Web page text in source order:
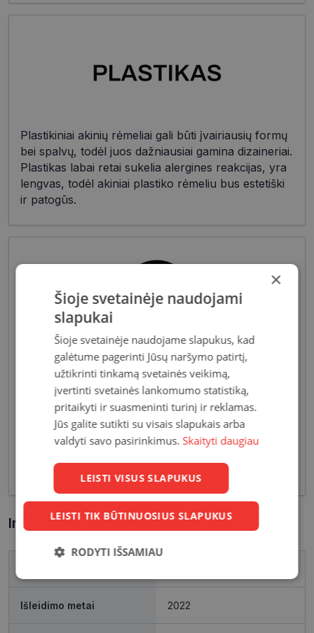
Plastikiniai akinių rėmeliai gali būti įvairiausių formų
bei spalvų, todėl juos dažniausiai gamina dizaineriai.
Plastikas labai retai sukelia alergines reakcijas, yra
lengvas, todėl akiniai plastiko rėmeliu bus estetiški
ir patogūs.
Akiniai moterims dažniausiai pasižymi subtiliais
dizaino elementais, suteikiančiais harmoningą bei
moterišką įvaizdį. Šiandien dienai stilių bei medžiagų
įvairovė leidžia akinių dizaineriams pristatyti Jums
tiek klasikinių, tiek netikėčiausių ir drąsiausių
sprendimų akinių rėmelių. Tai ne tik regėjimo
akcentas.
Informacija apie prekę
Išleidimo metai 2022
×
Šioje svetainėje naudojami
slapukai
Šioje svetainėje naudojame slapukus, kad
galėtume pagerinti Jūsų naršymo patirtį,
užtikrinti tinkamą svetainės veikimą,
įvertinti svetainės lankomumo statistiką,
pritaikyti ir suasmeninti turinį ir reklamas.
Jūs galite sutikti su visais slapukais arba
valdyti savo pasirinkimus. Skaityti daugiau
LEISTI VISUS SLAPUKUS
LEISTI TIK BŪTINUOSIUS SLAPUKUS
RODYTI IŠSAMIAU
Būtinieji
Statistikos
Rinkodaros